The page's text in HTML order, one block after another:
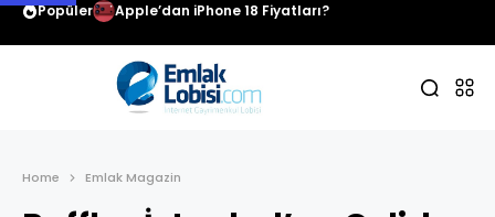
Popüler Apple’dan iPhone 18 Fiyatları?
Home Emlak Magazin